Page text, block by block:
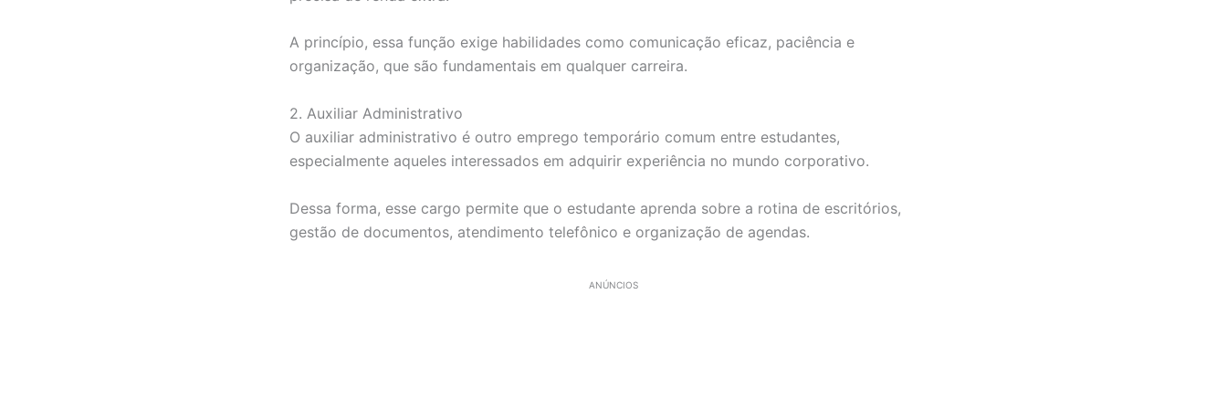
A princípio, essa função exige habilidades como comunicação eficaz, paciência e
organização, que são fundamentais em qualquer carreira.
2. Auxiliar Administrativo
O auxiliar administrativo é outro emprego temporário comum entre estudantes,
especialmente aqueles interessados em adquirir experiência no mundo corporativo.
Dessa forma, esse cargo permite que o estudante aprenda sobre a rotina de escritórios,
gestão de documentos, atendimento telefônico e organização de agendas.
ANÚNCIOS